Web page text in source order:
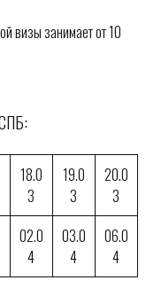
визы занимает от 10
18.0
3
19.0
3
20.0
3
02.0
4
03.0
4
06.0
4